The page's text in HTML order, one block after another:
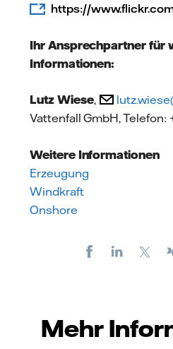
https://
Ihr Ansprechpartner für
Informationen:
Lutz Wiese,
Vattenfall GmbH,
Weitere Informationen
Erzeugung
Windkraft
Onshore
FacebookLinkedIn
Mehr